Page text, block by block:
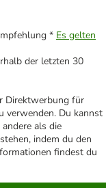
* Es gelten
der letzten 30
Direktwerbung für
verwenden. Du kannst
als die
indem du den
findest du